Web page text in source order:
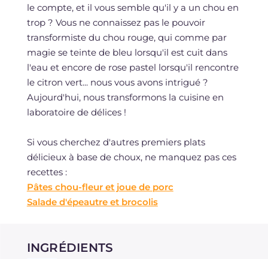
le compte, et il vous semble qu'il y a un chou en
trop ? Vous ne connaissez pas le pouvoir
transformiste du chou rouge, qui comme par
magie se teinte de bleu lorsqu'il est cuit dans
l'eau et encore de rose pastel lorsqu'il rencontre
le citron vert... nous vous avons intrigué ?
Aujourd'hui, nous transformons la cuisine en
laboratoire de délices !
Si vous cherchez d'autres premiers plats
délicieux à base de choux, ne manquez pas ces
recettes :
Pâtes chou-fleur et joue de porc
Salade d'épeautre et brocolis
INGRÉDIENTS